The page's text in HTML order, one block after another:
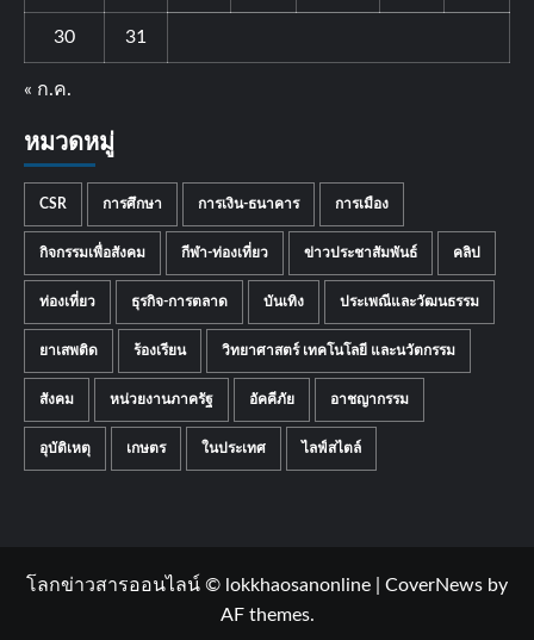
30 31
« ก.ค.
หมวดหมู่
CSR การศึกษา การเงิน-ธนาคาร การเมือง
กิจกรรมเพื่อสังคม กีฬา-ท่องเที่ยว ข่าวประชาสัมพันธ์ คลิป
ท่องเที่ยว ธุรกิจ-การตลาด บันเทิง ประเพณีและวัฒนธรรม
ยาเสพติด ร้องเรียน วิทยาศาสตร์ เทคโนโลยี และนวัตกรรม
สังคม หน่วยงานภาครัฐ อัคคีภัย อาชญากรรม
อุบัติเหตุ เกษตร ในประเทศ ไลฟ์สไตล์
โลกข่าวสารออนไลน์ © lokkhaosanonline CoverNews by
AF themes.